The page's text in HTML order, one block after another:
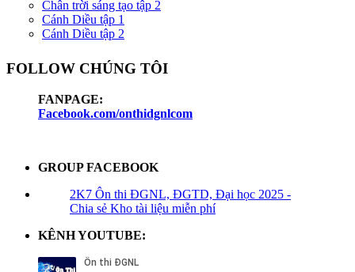
Chân trời sáng tạo tập 2
Cánh Diều tập 1
Cánh Diều tập 2
FOLLOW CHÚNG TÔI
FANPAGE:
Facebook.com/onthidgnlcom
GROUP FACEBOOK
2K7 Ôn thi ĐGNL, ĐGTD, Đại học 2025 -
Chia sẻ Kho tài liệu miễn phí
KÊNH YOUTUBE: